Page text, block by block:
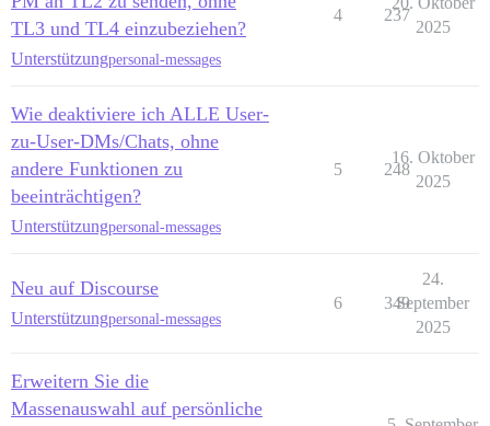
TL3 und TL4 einzubeziehen?
Unterstützungpersonal-messages
4 237
2025
Wie deaktiviere ich ALLE User-
zu-User-DMs/Chats, ohne
andere Funktionen zu
beeinträchtigen?
Unterstützungpersonal-messages
5 248
16. Oktober
2025
Neu auf Discourse
Unterstützungpersonal-messages
6 349
24.
September
2025
Erweitern Sie die
Massenauswahl auf persönliche